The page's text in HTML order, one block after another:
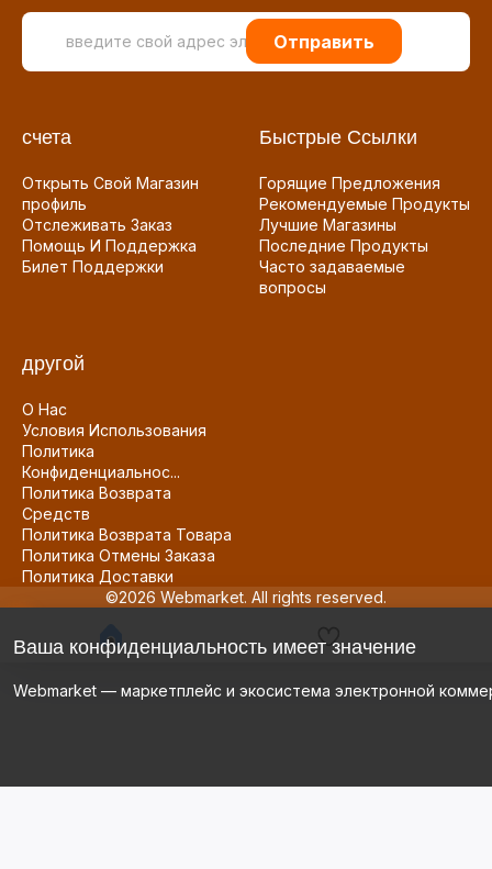
Отправить
счета
Открыть Свой Магазин
профиль
Отслеживать Заказ
Помощь И Поддержка
Билет Поддержки
Быстрые Ссылки
Горящие Предложения
Рекомендуемые Продукты
Лучшие Магазины
Последние Продукты
Часто задаваемые
вопросы
другой
О Нас
Условия Использования
Политика
Конфиденциальнос...
Политика Возврата
Средств
Политика Возврата Товара
Политика Отмены Заказа
Политика Доставки
©2026 Webmarket. All rights reserved.
Ваша конфиденциальность имеет значение
Webmarket — маркетплейс и экосистема электронной